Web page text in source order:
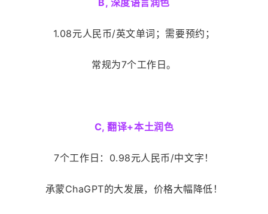
1.08元人民币/英文单词；需要预约；
常规为7个工作日。
C, 翻译+本土润色
7个工作日：0.98元人民币/中文字 ！
承蒙ChaGPT的大发展，价格大幅降低！